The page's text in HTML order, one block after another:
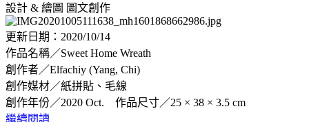
設計 & 繪圖 圖文創作
更新日期：2020/10/14
作品名稱／Sweet Home Wreath
創作者／Elfachiy (Yang, Chi)
創作媒材／紙拼貼、毛線
創作年份／2020 Oct. 作品尺寸／25 × 38 × 3.5 cm
繼續閱讀